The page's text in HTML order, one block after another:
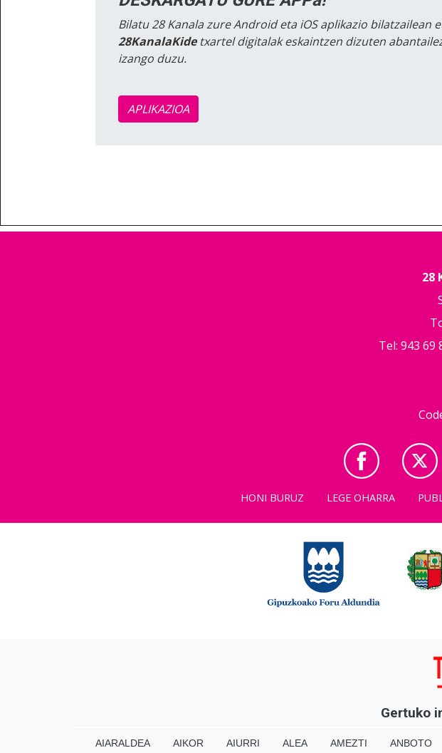
Bilatu 28 Kanala zure Android eta iOS aplikazio bilatzailean
28KanalaKidetxartel digitalak eskaintzen dizuten
izango duzu.
APLIKAZIOA
28
Tel: 943 69
HONI BURUZ LEGE OHARRA
Gertuko
AIARALDEA AIKOR AIURRI ALEA AMEZTI ANBOTO